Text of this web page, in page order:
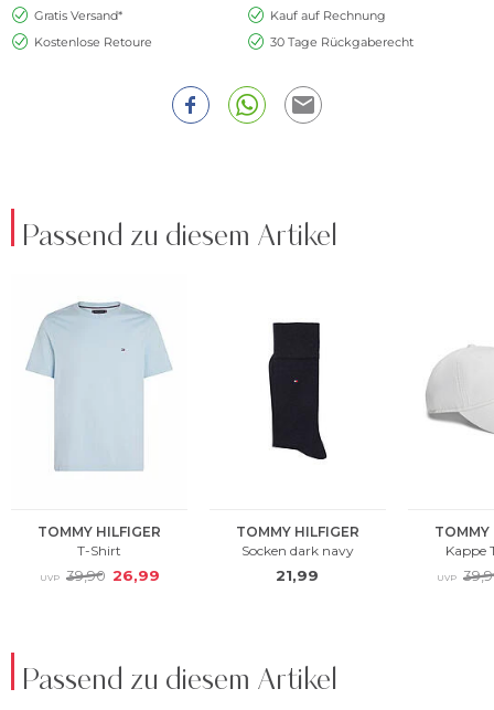
Gratis Versand*
Kauf auf Rechnung
Kostenlose Retoure
30 Tage Rückgaberecht
Passend zu diesem Artikel
Passend zu diesem Artikel